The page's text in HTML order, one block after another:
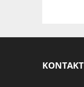
KONTAKT